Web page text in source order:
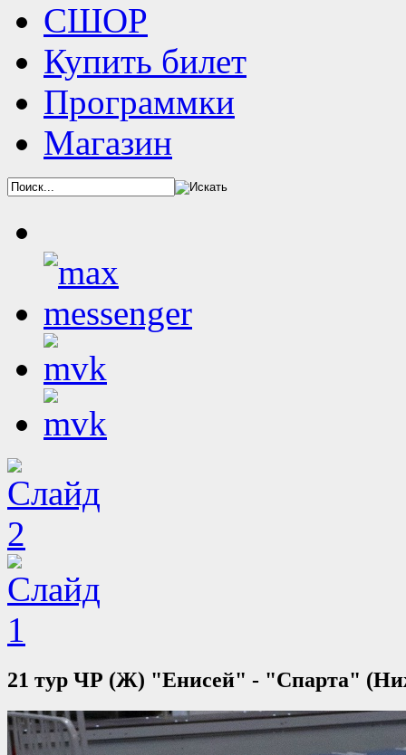
СШОР
Купить билет
Программки
Магазин
21 тур ЧР (Ж) "Енисей" - "Спарта"